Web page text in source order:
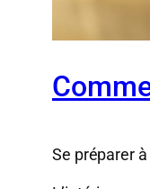
Se préparer